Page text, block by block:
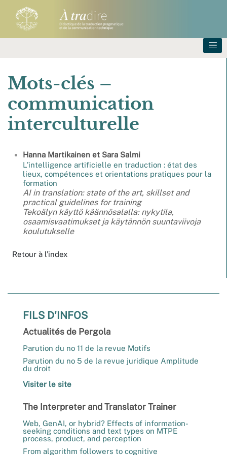
Mots-clés –
communication
interculturelle
Hanna Martikainen et Sara Salmi
L’intelligence artificielle en traduction : état des
lieux, compétences et orientations pratiques pour la
formation
AI in translation: state of the art, skillset and
practical guidelines for training
Tekoälyn käyttö käännösalalla: nykytila,
osaamisvaatimukset ja käytännön suuntaviivoja
koulutukselle
Retour à l’index
FILS D'INFOS
Actualités de Pergola
Parution du no 11 de la revue Motifs
Parution du no 5 de la revue juridique Amplitude
du droit
Visiter le site
The Interpreter and Translator Trainer
Web, GenAI, or hybrid? Effects of information-
seeking conditions and text types on MTPE
process, product, and perception
From algorithm followers to cognitive